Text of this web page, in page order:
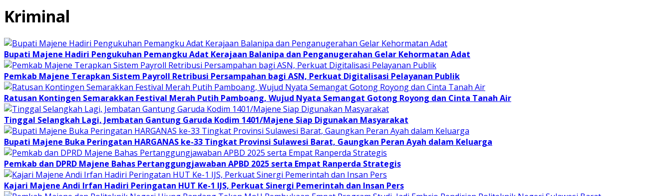
Kriminal
Bupati Majene Hadiri Pengukuhan Pemangku Adat Kerajaan Balanipa dan Penganugerahan Gelar Kehormatan Adat
Pemkab Majene Terapkan Sistem Payroll Retribusi Persampahan bagi ASN, Perkuat Digitalisasi Pelayanan Publik
Ratusan Kontingen Semarakkan Festival Merah Putih Pamboang, Wujud Nyata Semangat Gotong Royong dan Cinta Tanah Air
Tinggal Selangkah Lagi, Jembatan Gantung Garuda Kodim 1401/Majene Siap Digunakan Masyarakat
Bupati Majene Buka Peringatan HARGANAS ke-33 Tingkat Provinsi Sulawesi Barat, Gaungkan Peran Ayah dalam Keluarga
Pemkab dan DPRD Majene Bahas Pertanggungjawaban APBD 2025 serta Empat Ranperda Strategis
Kajari Majene Andi Irfan Hadiri Peringatan HUT Ke-1 IJS, Perkuat Sinergi Pemerintah dan Insan Pers